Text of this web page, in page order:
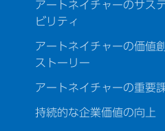
アートネイチャーのサス
ビリティ
アートネイチャーの価値
ストーリー
アートネイチャーの重要
持続的な企業価値の向上